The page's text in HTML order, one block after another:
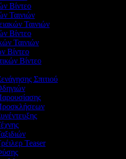
Βίντεο
Ταινιών
Ταινιών
Βίντεο
Ταινιών
Βίντεο
Βίντεο
Σπιτιού
Teaser